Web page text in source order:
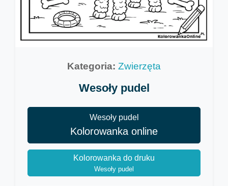
Kategoria: Zwierzęta
Wesoły pudel
Wesoły pudel
Kolorowanka online
Kolorowanka do druku
Wesoły pudel